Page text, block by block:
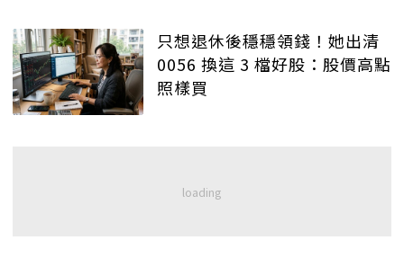
只想退休後穩穩領錢！她出清
0056 換這 3 檔好股：股價高點
照樣買